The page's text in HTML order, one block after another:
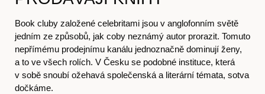
Časopis
Book cluby založené celebritami jsou v anglofonním světě
jedním ze způsobů, jak coby neznámý autor prorazit. Tomuto
nepřímému prodejnímu kanálu jednoznačně dominují ženy,
a to ve všech rolích. V Česku se podobné instituce, která
v sobě snoubí ožehavá společenská a literární témata, sotva
dočkáme.